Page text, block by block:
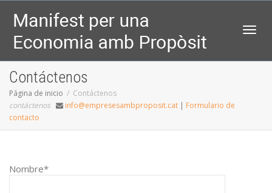
Contáctenos
Página de inicio
Contáctenos
contáctenos
info@empresesambproposit.cat | Formulario de
contacto
Nombre*